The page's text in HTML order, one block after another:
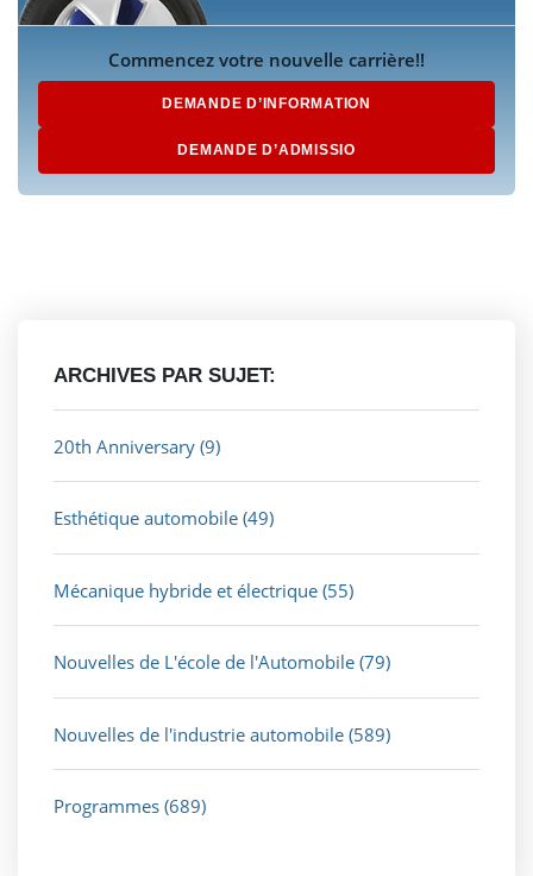
Commencez votre nouvelle carrière!!
DEMANDE D’INFORMATION
DEMANDE D’ADMISSIO
ARCHIVES PAR SUJET:
20th Anniversary (9)
Esthétique automobile (49)
Mécanique hybride et électrique (55)
Nouvelles de L'école de l'Automobile (79)
Nouvelles de l'industrie automobile (589)
Programmes (689)